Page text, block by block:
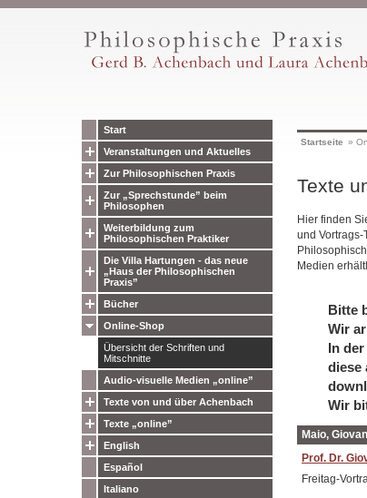
Start
Veranstaltungen und Aktuelles
Zur Philosophischen Praxis
Zur „Sprechstunde” beim
Philosophen
Weiterbildung zum
Philosophischen Praktiker
Die Villa Hartungen - das neue
„Haus der Philosophischen
Praxis”
Bücher
Online-Shop
Übersicht der Schriften und
Mitschnitte
Audio-visuelle Medien „online”
Texte von und über Achenbach
Texte „online”
English
Español
Italiano
Startseite »
Texte
Hier finden
und Vortrags-
Medien
Bitte
Wir
In
diese
Wir
Maio,
Prof. Dr.
Freitag-